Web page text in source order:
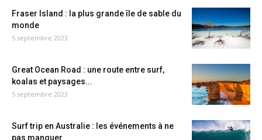
Fraser Island : la plus grande île de sable du
monde
5 septembre 2023
Great Ocean Road : une route entre surf,
koalas et paysages...
5 septembre 2023
Surf trip en Australie : les événements à ne
pas manquer